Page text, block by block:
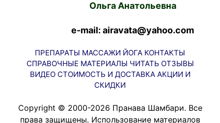
Ольга Анатольевна
e-mail: airavata@yahoo.com
ПРЕПАРАТЫ МАССАЖИ ЙОГА КОНТАКТЫ
СПРАВОЧНЫЕ МАТЕРИАЛЫ ЧИТАТЬ ОТЗЫВЫ
ВИДЕО СТОИМОСТЬ И ДОСТАВКА АКЦИИ И
СКИДКИ
Copyright © 2000-2026 Пранава Шамбари. Все
права защищены. Использование материалов